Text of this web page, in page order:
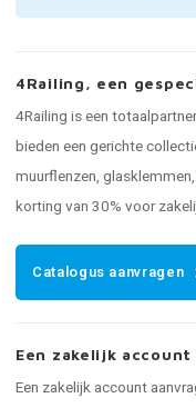
4Railing, een
4Railing is een
bieden een gerichte
muurflenzen,
korting van 30% voor
Catalogus aanvragen
Een zakelijk account
Een zakelijk account